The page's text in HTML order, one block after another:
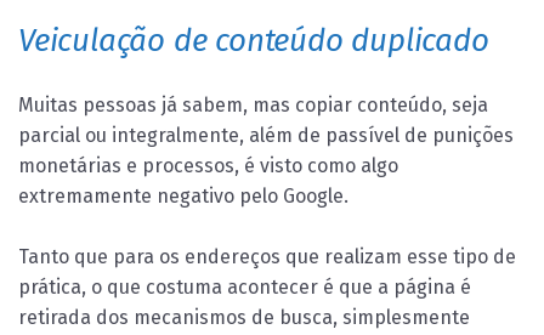
Veiculação de conteúdo duplicado
Muitas pessoas já sabem, mas copiar conteúdo, seja
parcial ou integralmente, além de passível de punições
monetárias e processos, é visto como algo
extremamente negativo pelo Google.
Tanto que para os endereços que realizam esse tipo de
prática, o que costuma acontecer é que a página é
retirada dos mecanismos de busca, simplesmente